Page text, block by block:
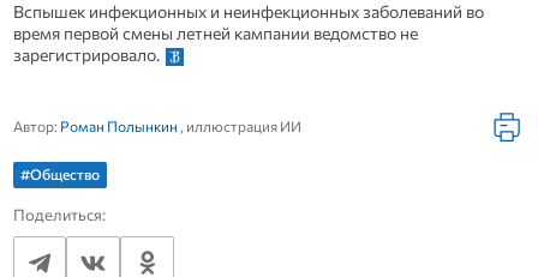
Вспышек инфекционных и неинфекционных заболеваний во
время первой смены летней кампании ведомство не
зарегистрировало.
Автор: Роман Полынкин , иллюстрация ИИ
#Общество
Поделиться: